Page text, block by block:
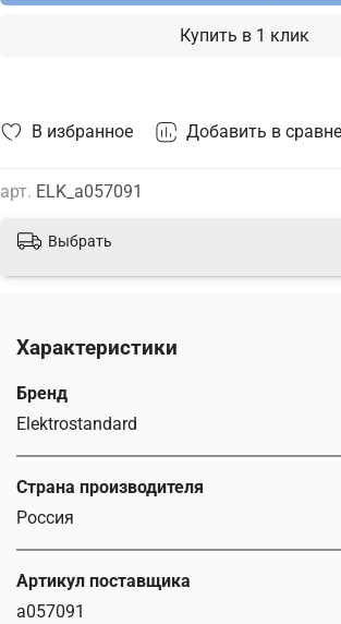
В избранное Добавить в
арт. ELK_a057091
Купить в 1 клик
Выбрать
Характеристики
Бренд
Elektrostandard
Страна производителя
Россия
Артикул поставщика
a057091